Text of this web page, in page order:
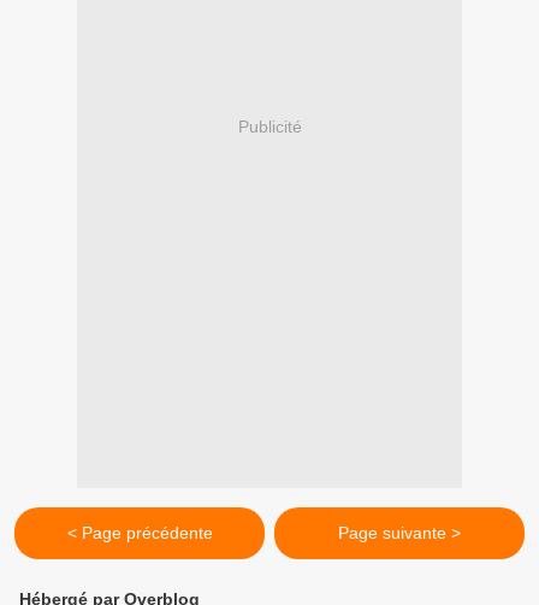
Publicité
< Page précédente Page suivante >
Hébergé par Overblog